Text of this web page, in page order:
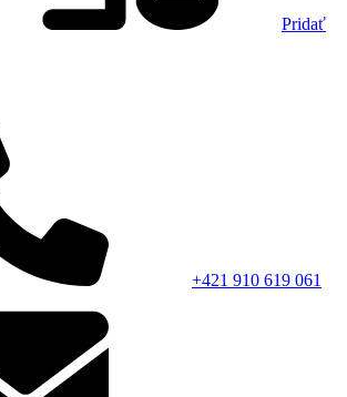
Pridať
+421 910 619 061